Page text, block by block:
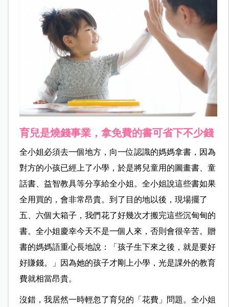
育兒是燒錢事業，拿免費的書可省下不少錢
全小姐必須去一個地方，向一位認識的媽媽拿書，因為
對方的小孩已經上了小學，於是將兒童用的圖畫書、童
話書、益智教具等分享給全小姐。全小姐說這些書如果
全用買的，會非常昂貴。到了目的地以後，現場擺了
五、六個大箱子，我們花了好幾次才搬完這些沉甸甸的
書。全小姐慶幸今天不是一個人來，否則會很辛苦。贈
書的媽媽語重心長地說：「孩子生下來之後，就是要好
好賺錢。」因為她的孩子才剛上小學，光是課外的教育
費就相當昂貴。
沒錯，我居然一時輕忽了育兒的「花費」問題。全小姐